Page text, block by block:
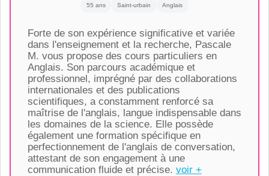
55 ans Saint-urbain Anglais
Forte de son expérience significative et variée
dans l'enseignement et la recherche, Pascale
M. vous propose des cours particuliers en
Anglais. Son parcours académique et
professionnel, imprégné par des collaborations
internationales et des publications
scientifiques, a constamment renforcé sa
maîtrise de l'anglais, langue indispensable dans
les domaines de la science. Elle possède
également une formation spécifique en
perfectionnement de l'anglais de conversation,
attestant de son engagement à une
communication fluide et précise. voir +